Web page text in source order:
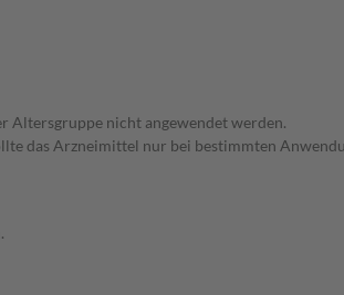
Altersgruppe nicht angewendet werden.
das Arzneimittel nur bei bestimmten